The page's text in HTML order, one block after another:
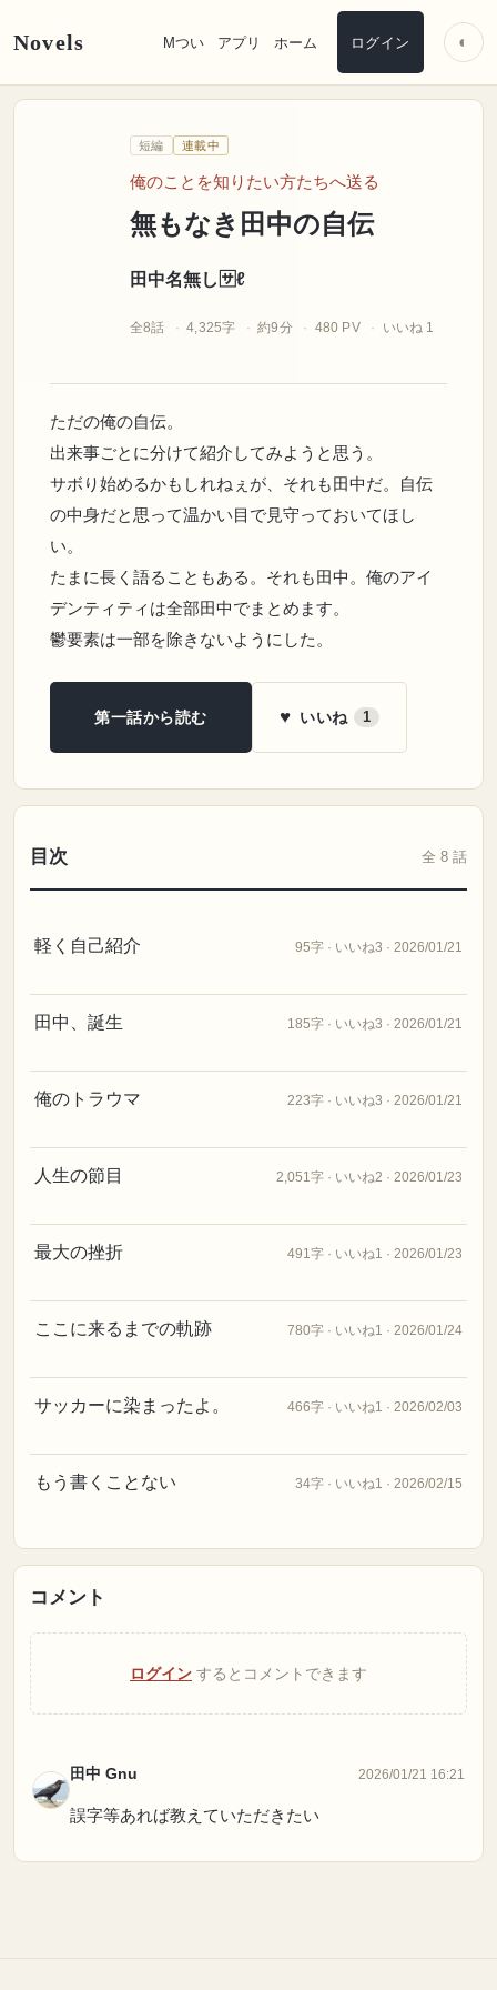
Novels Mつい アプリ ホーム ログイン ◐
短編 連載中
俺のことを知りたい方たちへ送る
無もなき田中の自伝
田中名無し🈂️ℓ
全8話 4,325字 約9分 480 PV いいね 1
ただの俺の自伝。
出来事ごとに分けて紹介してみようと思う。
サボり始めるかもしれねぇが、それも田中だ。自伝
の中身だと思って温かい目で見守っておいてほし
い。
たまに長く語ることもある。それも田中。俺のアイ
デンティティは全部田中でまとめます。
鬱要素は一部を除きないようにした。
第一話から読む ♥ いいね 1
目次 全 8 話
軽く自己紹介 95字 · いいね3 · 2026/01/21
田中、誕生 185字 · いいね3 · 2026/01/21
俺のトラウマ 223字 · いいね3 · 2026/01/21
人生の節目 2,051字 · いいね2 · 2026/01/23
最大の挫折 491字 · いいね1 · 2026/01/23
ここに来るまでの軌跡 780字 · いいね1 · 2026/01/24
サッカーに染まったよ。 466字 · いいね1 · 2026/02/03
もう書くことない 34字 · いいね1 · 2026/02/15
コメント
ログイン するとコメントできます
田中 Gnu 2026/01/21 16:21
誤字等あれば教えていただきたい